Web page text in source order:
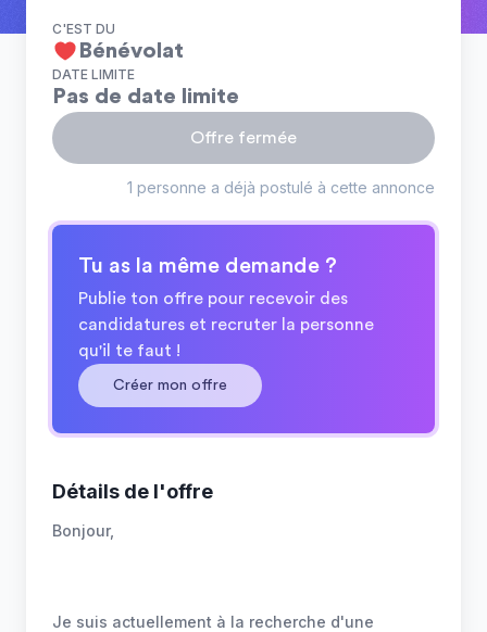
C'EST DU
Bénévolat
DATE LIMITE
Pas de date limite
Offre fermée
1 personne a déjà postulé à cette annonce
Tu as la même demande ?
Publie ton offre pour recevoir des
candidatures et recruter la personne
qu'il te faut !
Créer mon offre
Détails de l'offre
Bonjour,
Je suis actuellement à la recherche d'une